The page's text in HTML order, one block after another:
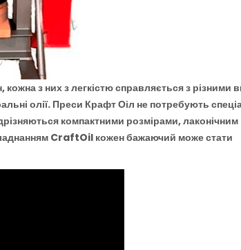
кожна з них з легкістю справляється з різними
олії. Преси Крафт Оіл не потребують
компактними розмірами, лаконічним
CraftOil кожен бажаючий може стати